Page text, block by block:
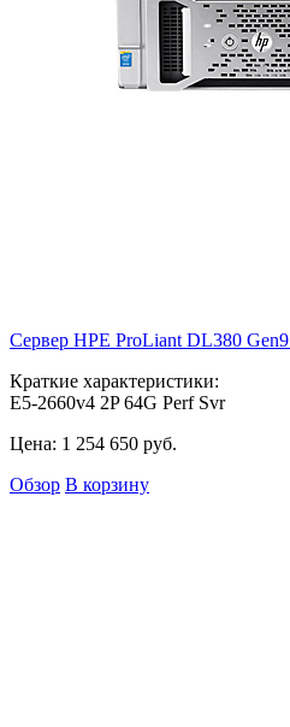
Сервер HPE ProLiant DL380 Gen9
Краткие характеристики:
E5-2660v4 2P 64G Perf Svr
Цена: 1 254 650 руб.
Обзор В корзину